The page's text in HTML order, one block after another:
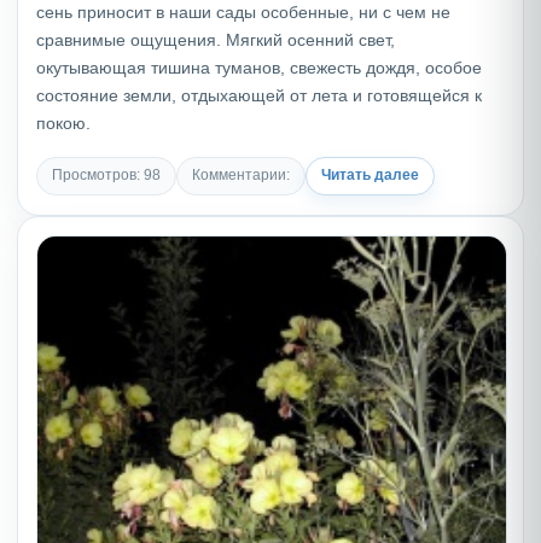
сень приносит в наши сады особенные, ни с чем не
сравнимые ощущения. Мягкий осенний свет,
окутывающая тишина туманов, свежесть дождя, особое
состояние земли, отдыхающей от лета и готовящейся к
покою.
Просмотров: 98 Комментарии: Читать далее